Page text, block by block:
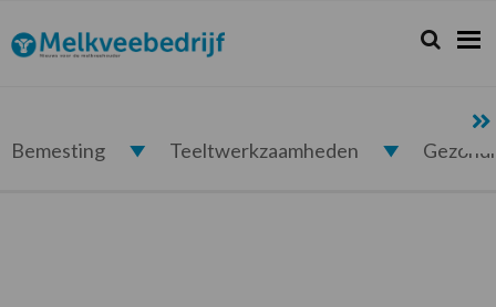
de
hoofdnavigatie
de
hoofd
de
eerste
de
voettekst
Melkveebedrijf.nl Zoeken...
Zoek
Bemesting Teeltwerkzaamheden